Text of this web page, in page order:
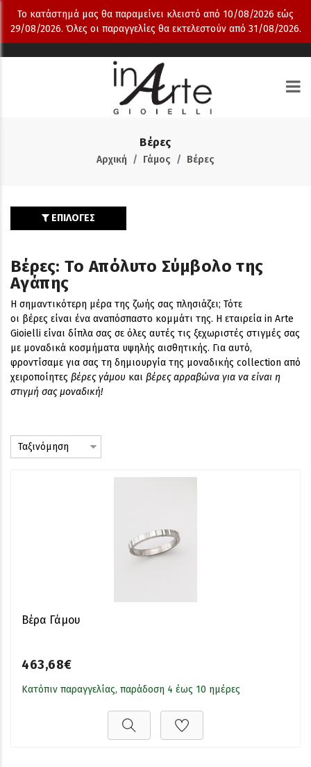
Το κατάστημά μας θα παραμείνει κλειστό από 10/08/2026 εώς
29/08/2026. Όλες οι παραγγελίες θα εκτελεστούν από 31/08/2026.
Βέρες
Αρχική Γάμος Βέρες
ΕΠΙΛΟΓΕΣ
Βέρες: Το Απόλυτο Σύμβολο της
Αγάπης
Η σημαντικότερη μέρα της ζωής σας πλησιάζει; Τότε
οι βέρες είναι ένα αναπόσπαστο κομμάτι της. Η εταιρεία in Arte
Gioielli είναι δίπλα σας σε όλες αυτές τις ξεχωριστές στιγμές σας
με μοναδικά κοσμήματα υψηλής αισθητικής. Για αυτό,
φροντίσαμε για σας τη δημιουργία της μοναδικής collection από
χειροποίητες βέρες γάμου και βέρες αρραβώνα για να είναι η
στιγμή σας μοναδική!
Βέρα Γάμου
463,68€
Κατόπιν παραγγελίας, παράδοση 4 έως 10 ημέρες